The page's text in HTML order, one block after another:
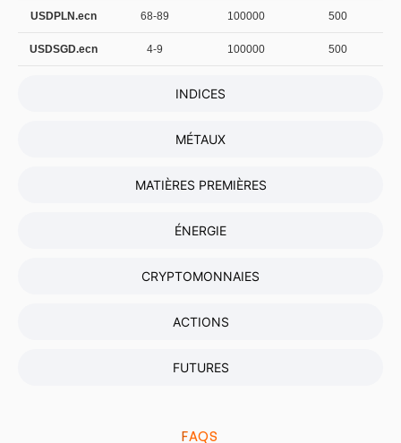
INDICES
MÉTAUX
MATIÈRES PREMIÈRES
ÉNERGIE
CRYPTOMONNAIES
ACTIONS
FUTURES
USDPLN.ecn 68-89 100000 500
USDSGD.ecn 4-9 100000 500
FAQS